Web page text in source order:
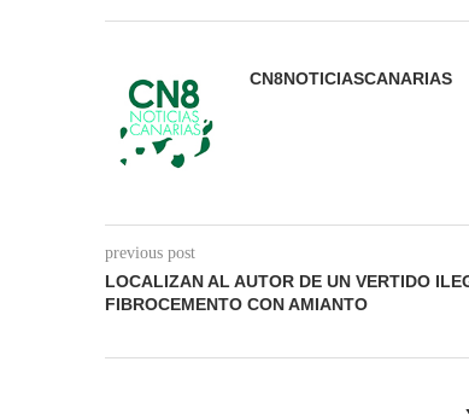
CN8NOTICIASCANARIAS
previous post
LOCALIZAN AL AUTOR DE UN VERTIDO
FIBROCEMENTO CON AMIANTO